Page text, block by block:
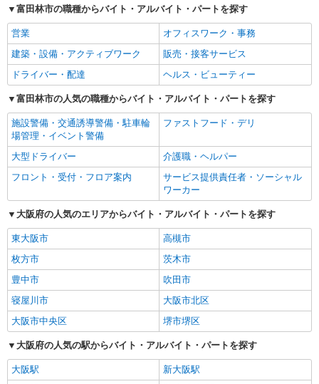
富田林市の職種からバイト・アルバイト・パートを探す
営業
オフィスワーク・事務
建築・設備・アクティブワーク
販売・接客サービス
ドライバー・配達
ヘルス・ビューティー
富田林市の人気の職種からバイト・アルバイト・パートを探す
施設警備・交通誘導警備・駐車輪
場管理・イベント警備
ファストフード・デリ
大型ドライバー
介護職・ヘルパー
フロント・受付・フロア案内
サービス提供責任者・ソーシャル
ワーカー
大阪府の人気のエリアからバイト・アルバイト・パートを探す
東大阪市
高槻市
枚方市
茨木市
豊中市
吹田市
寝屋川市
大阪市北区
大阪市中央区
堺市堺区
大阪府の人気の駅からバイト・アルバイト・パートを探す
大阪駅
新大阪駅